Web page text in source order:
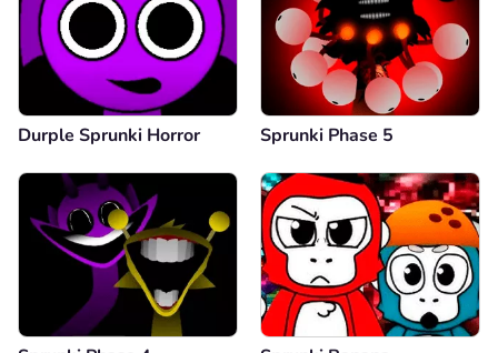
Durple Sprunki Horror Sprunki Phase 5